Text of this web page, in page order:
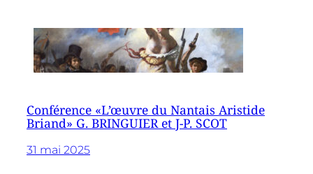
Conférence «L’œuvre du Nantais Aristide
Briand» G. BRINGUIER et J-P. SCOT
31 mai 2025